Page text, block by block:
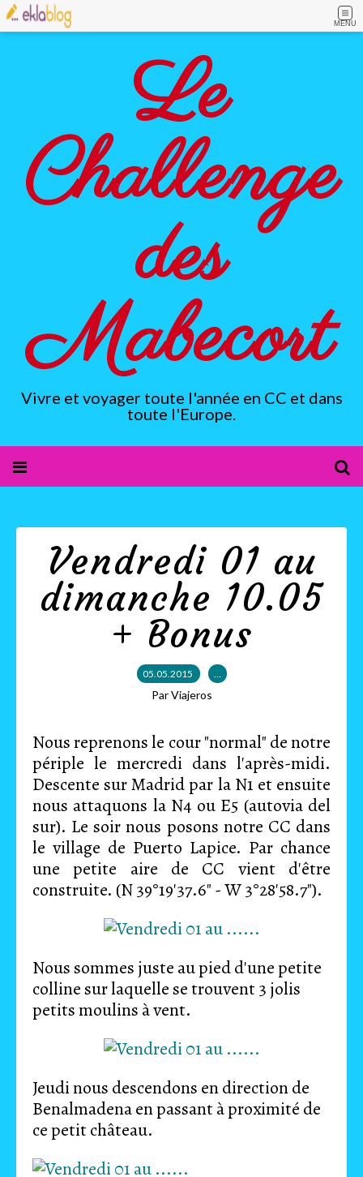
MENU
Le
Challenge
des
Mabecort
Vivre et voyager toute l'année en CC et dans
toute l'Europe.
Vendredi 01 au
dimanche 10.05
+ Bonus
05.05.2015 …
Par Viajeros
Nous reprenons le cour "normal" de notre
périple le mercredi dans l'après-midi.
Descente sur Madrid par la N1 et ensuite
nous attaquons la N4 ou E5 (autovia del
sur). Le soir nous posons notre CC dans
le village de Puerto Lapice. Par chance
une petite aire de CC vient d'être
construite. (N 39°19'37.6" - W 3°28'58.7").
Nous sommes juste au pied d'une petite
colline sur laquelle se trouvent 3 jolis
petits moulins à vent.
Jeudi nous descendons en direction de
Benalmadena en passant à proximité de
ce petit château.